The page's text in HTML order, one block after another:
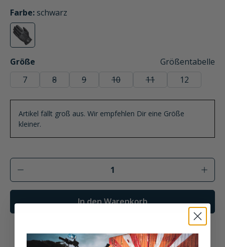
Farbe
auswählen
: schwarz
schwarz
(Diese Option ist zurzeit nicht verfügbar.)
Größe
auswählen
Größentabelle
7
8(Diese Option ist zurzeit nicht verfügbar.)
9(Diese Option ist zurzeit nicht verfügbar.)
10(Diese Option ist zurzeit nicht
11(Diese Option ist
12
Artikel fällt groß aus. Wir empfehlen Dir eine Größe
kleiner.
Produkt Anzahl: Gib den gewünschten
In den Warenkorb